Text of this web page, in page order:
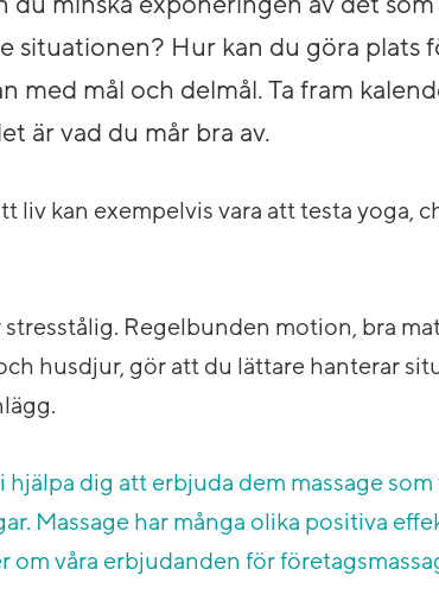
situationen? Hur kan du göra plats
med mål och delmål. Ta fram
är vad du mår bra av.
liv kan exempelvis vara att testa yoga,
Regelbunden motion, bra
husdjur, gör att du lättare hanterar
dig att erbjuda dem massage som
Massage har många olika positiva
om våra erbjudanden för